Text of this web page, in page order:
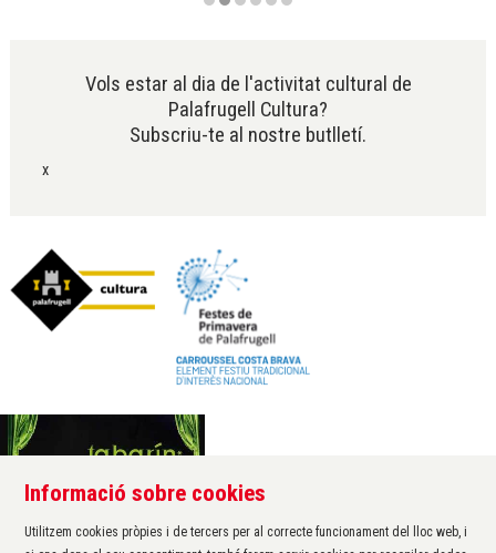
Vols estar al dia de l'activitat cultural de
Palafrugell Cultura?
Subscriu-te al nostre butlletí.
x
Àrea de cultura de l'Ajuntament de Palafrugell
Carrer Santa Margarida, 1
17200 Palafrugell
Informació sobre cookies
Utilitzem cookies pròpies i de tercers per al correcte funcionament del lloc web, i